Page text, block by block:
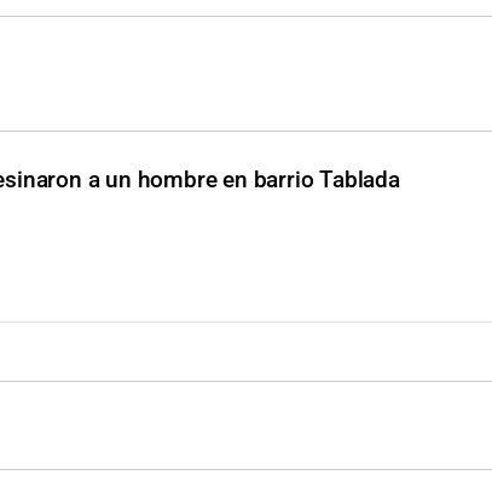
a un hombre en barrio Tablada